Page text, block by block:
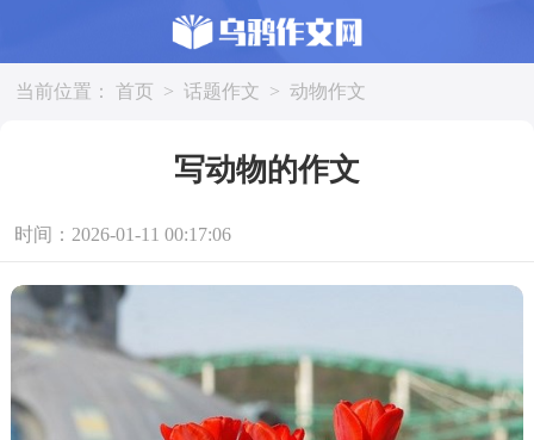
当前位置： 首页 > 话题作文 > 动物作文
写动物的作文
时间：2026-01-11 00:17:06